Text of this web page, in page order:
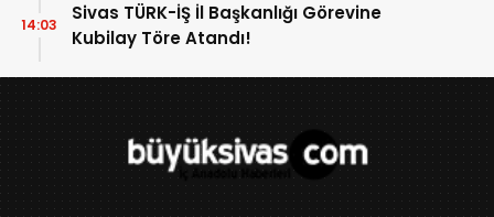
Sivas TÜRK-İŞ İl Başkanlığı Görevine
Kubilay Töre Atandı!
14:03